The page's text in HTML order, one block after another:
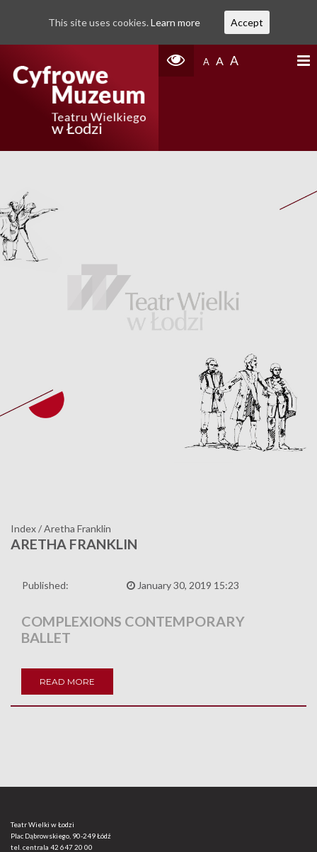
A A A
Index/Aretha Franklin
ARETHA FRANKLIN
Published: January 30, 2019 15:23
COMPLEXIONS CONTEMPORARY
BALLET
READ MORE
Teatr Wielki w Łodzi
Plac Dąbrowskiego, 90-249 Łódź
tel. centrala 42 647 20 00
This site uses cookies. Learn more Accept